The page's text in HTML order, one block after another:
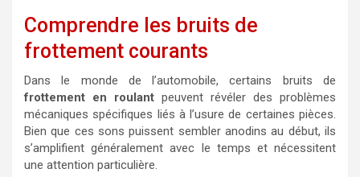
Comprendre les bruits de
frottement courants
Dans le monde de l’automobile, certains bruits de
frottement en roulant peuvent révéler des problèmes
mécaniques spécifiques liés à l’usure de certaines pièces.
Bien que ces sons puissent sembler anodins au début, ils
s’amplifient généralement avec le temps et nécessitent
une attention particulière.